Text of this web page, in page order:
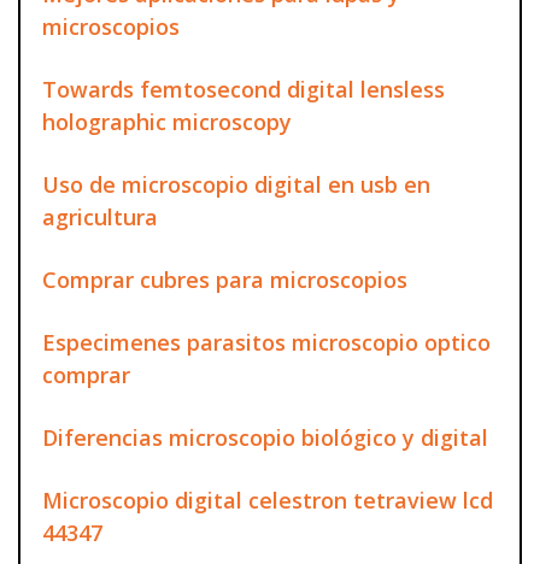
microscopios
Towards femtosecond digital lensless
holographic microscopy
Uso de microscopio digital en usb en
agricultura
Comprar cubres para microscopios
Especimenes parasitos microscopio optico
comprar
Diferencias microscopio biológico y digital
Microscopio digital celestron tetraview lcd
44347